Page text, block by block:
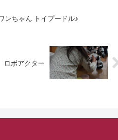
ンちゃん トイプードル♪
ロボアクター